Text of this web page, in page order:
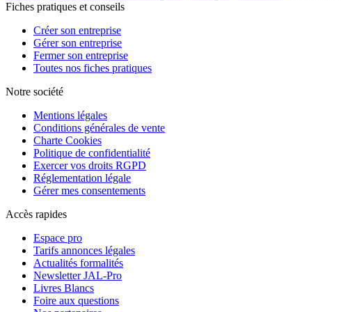
Fiches pratiques et conseils
Créer son entreprise
Gérer son entreprise
Fermer son entreprise
Toutes nos fiches pratiques
Notre société
Mentions légales
Conditions générales de vente
Charte Cookies
Politique de confidentialité
Exercer vos droits RGPD
Réglementation légale
Gérer mes consentements
Accès rapides
Espace pro
Tarifs annonces légales
Actualités formalités
Newsletter JAL-Pro
Livres Blancs
Foire aux questions